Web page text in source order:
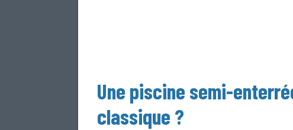
Une piscine semi-
classique ?